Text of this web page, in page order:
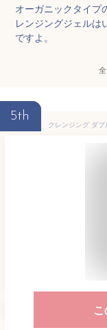
オーガニックタイプ
レンジングジェルは
ですよ。
5th